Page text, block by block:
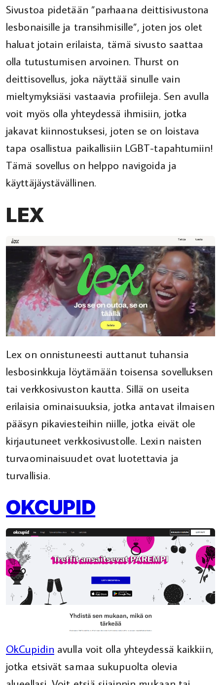
Sivustoa pidetään ”parhaana deittisivustona
lesbonaisille ja transihmisille”, joten jos olet
haluat jotain erilaista, tämä sivusto saattaa
olla tutustumisen arvoinen. Thurst on
deittisovellus, joka näyttää sinulle vain
mieltymyksiäsi vastaavia profiileja. Sen avulla
voit myös olla yhteydessä ihmisiin, jotka
jakavat kiinnostuksesi, joten se on loistava
tapa osallistua paikallisiin LGBT-tapahtumiin!
Tämä sovellus on helppo navigoida ja
käyttäjäystävällinen.
LEX
Lex on onnistuneesti auttanut tuhansia
lesbosinkkuja löytämään toisensa sovelluksen
tai verkkosivuston kautta. Sillä on useita
erilaisia ​​ominaisuuksia, jotka antavat ilmaisen
pääsyn pikaviesteihin niille, jotka eivät ole
kirjautuneet verkkosivustolle. Lexin naisten
turvaominaisuudet ovat luotettavia ja
turvallisia.
OKCUPID
OkCupidin avulla voit olla yhteydessä kaikkiin,
jotka etsivät samaa sukupuolta olevia